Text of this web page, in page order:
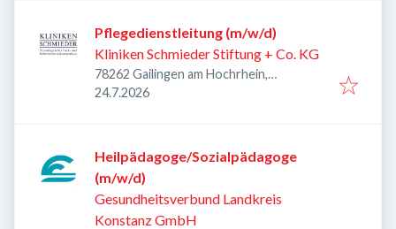
Pflegedienstleitung (m/w/d)
Kliniken Schmieder Stiftung + Co. KG
78262 Gailingen am Hochrhein,
Deutschland
Veröffentlicht
24.7.2026
Heilpädagoge/Sozialpädagoge
(m/w/d)
Gesundheitsverbund Landkreis
Konstanz GmbH